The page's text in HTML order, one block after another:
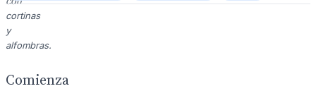
cortinas
y
alfombras.
Comienza